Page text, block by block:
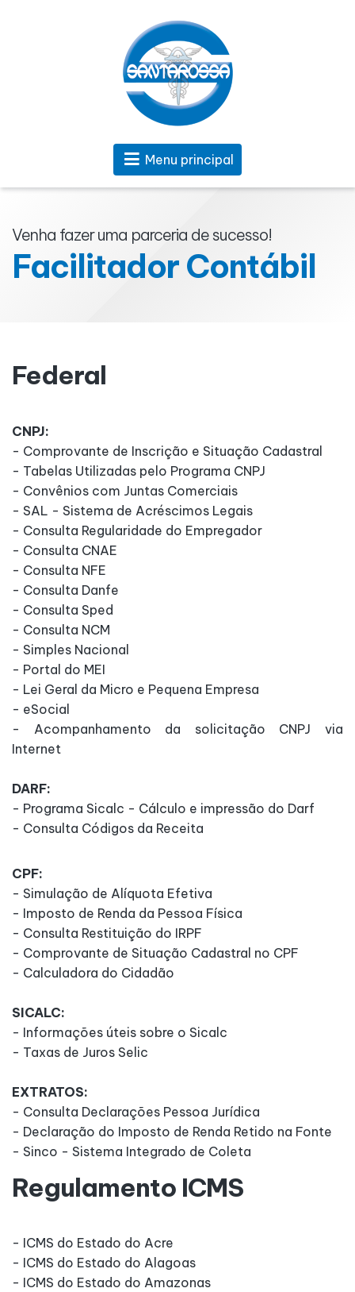
Menu principal
Venha fazer uma parceria de sucesso!
Facilitador Contábil
Federal
CNPJ:
- Comprovante de Inscrição e Situação Cadastral
- Tabelas Utilizadas pelo Programa CNPJ
- Convênios com Juntas Comerciais
- SAL - Sistema de Acréscimos Legais
- Consulta Regularidade do Empregador
- Consulta CNAE
- Consulta NFE
- Consulta Danfe
- Consulta Sped
- Consulta NCM
- Simples Nacional
- Portal do MEI
- Lei Geral da Micro e Pequena Empresa
- eSocial
- Acompanhamento da solicitação CNPJ via
Internet
DARF:
- Programa Sicalc - Cálculo e impressão do Darf
- Consulta Códigos da Receita
CPF:
- Simulação de Alíquota Efetiva
- Imposto de Renda da Pessoa Física
- Consulta Restituição do IRPF
- Comprovante de Situação Cadastral no CPF
- Calculadora do Cidadão
SICALC:
- Informações úteis sobre o Sicalc
- Taxas de Juros Selic
EXTRATOS:
- Consulta Declarações Pessoa Jurídica
- Declaração do Imposto de Renda Retido na Fonte
- Sinco - Sistema Integrado de Coleta
Regulamento ICMS
- ICMS do Estado do Acre
- ICMS do Estado do Alagoas
- ICMS do Estado do Amazonas